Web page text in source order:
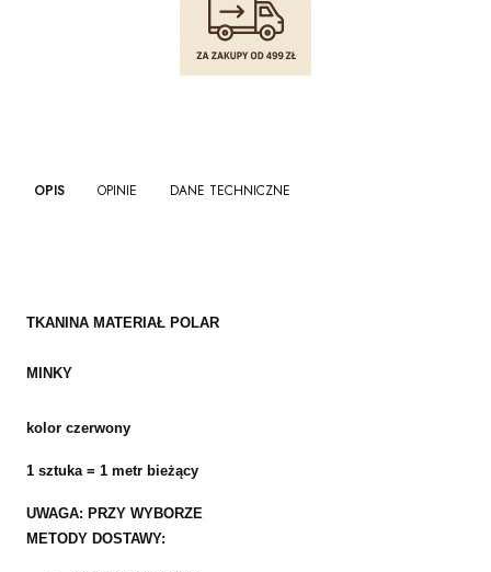
OPIS OPINIE DANE TECHNICZNE
TKANINA MATERIAŁ POLAR
MINKY
kolor czerwony
1 sztuka = 1 metr bieżący
UWAGA: PRZY WYBORZE
METODY DOSTAWY: